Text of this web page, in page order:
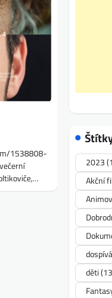
1538808-
2023
Akční
děti